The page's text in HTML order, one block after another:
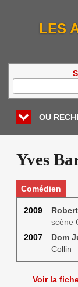
LES
OU
Yves
Comédien
2009
scène
2007
Dom
Collin
Voir la